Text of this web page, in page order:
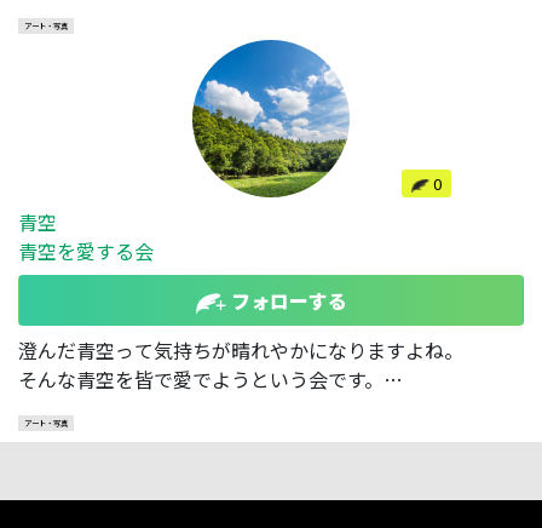
アート・写真
0
青空
青空を愛する会
フォローする
澄んだ青空って気持ちが晴れやかになりますよね。
そんな青空を皆で愛でようという会です。
宜しくお願いします！
アート・写真